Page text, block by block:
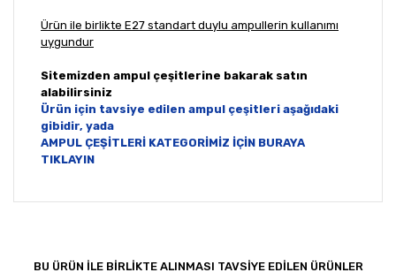
Ürün ile birlikte E27 standart duylu ampullerin kullanımı
uygundur
Sitemizden ampul çeşitlerine bakarak satın
alabilirsiniz
Ürün için tavsiye edilen ampul çeşitleri aşağıdaki
gibidir, yada
AMPUL ÇEŞİTLERİ KATEGORİMİZ İÇİN BURAYA
TIKLAYIN
Bu ürünün fiyat bilgisi, resim, ürün açıklamalarında ve
BU ÜRÜN İLE BİRLİKTE ALINMASI TAVSİYE EDİLEN ÜRÜNLER